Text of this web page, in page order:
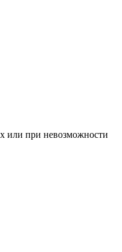
или при невозможности